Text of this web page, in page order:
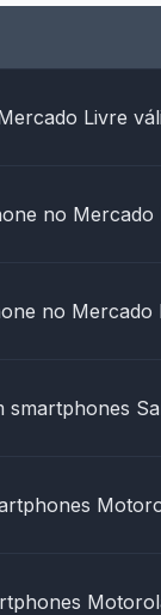
Livre
no Mercado
no Mercado
smartphones